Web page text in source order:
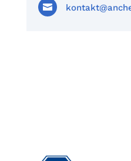
